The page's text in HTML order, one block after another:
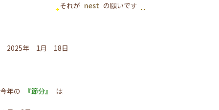
それが nest の願いです
2025年 1月 18日
今年の 『節分』 は